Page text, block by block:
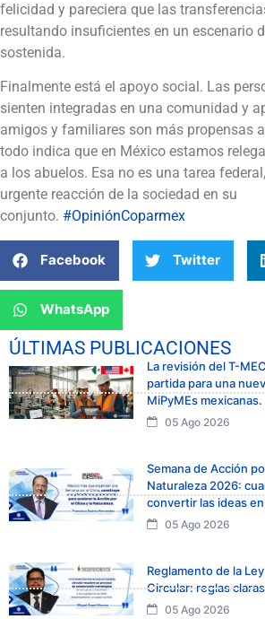
felicidad y pareciera que las
resultando insuficientes en un escenario
sostenida.
Finalmente está el apoyo social. Las
sienten integradas en una comunidad y
amigos y familiares son más propensas
todo indica que en México estamos
a los abuelos. Esa no es una tarea
urgente reacción de la sociedad en su
conjunto. #OpiniónCoparmex
Facebook Twitter
WhatsApp
ÚLTIMAS PUBLICACIONES
La revisión del T-
partida para una
MiPyMEs mexicanas.
05 Ago 2026
Semana de Acción
Naturaleza 2026:
convertir las ideas
05 Ago 2026
Reglamento de la
Circular: reglas
05 Ago 2026